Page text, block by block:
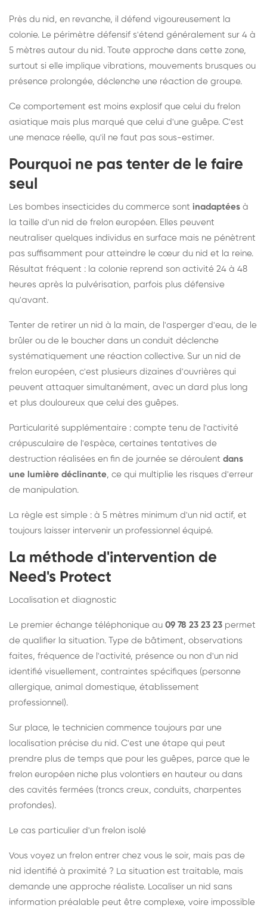
Près du nid, en revanche, il défend vigoureusement la
colonie. Le périmètre défensif s'étend généralement sur 4 à
5 mètres autour du nid. Toute approche dans cette zone,
surtout si elle implique vibrations, mouvements brusques ou
présence prolongée, déclenche une réaction de groupe.
Ce comportement est moins explosif que celui du frelon
asiatique mais plus marqué que celui d'une guêpe. C'est
une menace réelle, qu'il ne faut pas sous-estimer.
Pourquoi ne pas tenter de le faire
seul
Les bombes insecticides du commerce sont inadaptées à
la taille d'un nid de frelon européen. Elles peuvent
neutraliser quelques individus en surface mais ne pénètrent
pas suffisamment pour atteindre le cœur du nid et la reine.
Résultat fréquent : la colonie reprend son activité 24 à 48
heures après la pulvérisation, parfois plus défensive
qu'avant.
Tenter de retirer un nid à la main, de l'asperger d'eau, de le
brûler ou de le boucher dans un conduit déclenche
systématiquement une réaction collective. Sur un nid de
frelon européen, c'est plusieurs dizaines d'ouvrières qui
peuvent attaquer simultanément, avec un dard plus long
et plus douloureux que celui des guêpes.
Particularité supplémentaire : compte tenu de l'activité
crépusculaire de l'espèce, certaines tentatives de
destruction réalisées en fin de journée se déroulent dans
une lumière déclinante, ce qui multiplie les risques d'erreur
de manipulation.
La règle est simple : à 5 mètres minimum d'un nid actif, et
toujours laisser intervenir un professionnel équipé.
La méthode d'intervention de
Need's Protect
Localisation et diagnostic
Le premier échange téléphonique au 09 78 23 23 23 permet
de qualifier la situation. Type de bâtiment, observations
faites, fréquence de l'activité, présence ou non d'un nid
identifié visuellement, contraintes spécifiques (personne
allergique, animal domestique, établissement
professionnel).
Sur place, le technicien commence toujours par une
localisation précise du nid. C'est une étape qui peut
prendre plus de temps que pour les guêpes, parce que le
frelon européen niche plus volontiers en hauteur ou dans
des cavités fermées (troncs creux, conduits, charpentes
profondes).
Le cas particulier d'un frelon isolé
Vous voyez un frelon entrer chez vous le soir, mais pas de
nid identifié à proximité ? La situation est traitable, mais
demande une approche réaliste. Localiser un nid sans
information préalable peut être complexe, voire impossible